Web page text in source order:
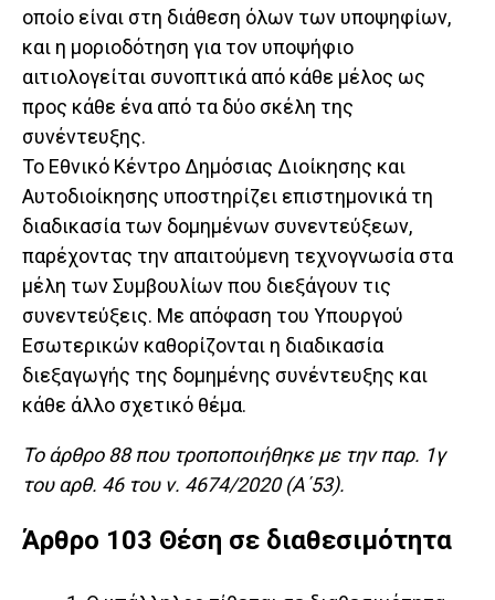
οποίο είναι στη διάθεση όλων των υποψηφίων,
και η μοριοδότηση για τον υποψήφιο
αιτιολογείται συνοπτικά από κάθε μέλος ως
προς κάθε ένα από τα δύο σκέλη της
συνέντευξης.
Το Εθνικό Κέντρο Δημόσιας Διοίκησης και
Αυτοδιοίκησης υποστηρίζει επιστημονικά τη
διαδικασία των δομημένων συνεντεύξεων,
παρέχοντας την απαιτούμενη τεχνογνωσία στα
μέλη των Συμβουλίων που διεξάγουν τις
συνεντεύξεις. Με απόφαση του Υπουργού
Εσωτερικών καθορίζονται η διαδικασία
διεξαγωγής της δομημένης συνέντευξης και
κάθε άλλο σχετικό θέμα.
Το άρθρο 88 που τροποποιήθηκε με την παρ. 1γ
του αρθ. 46 του ν. 4674/2020 (Α΄53).
Άρθρο 103 Θέση σε διαθεσιμότητα